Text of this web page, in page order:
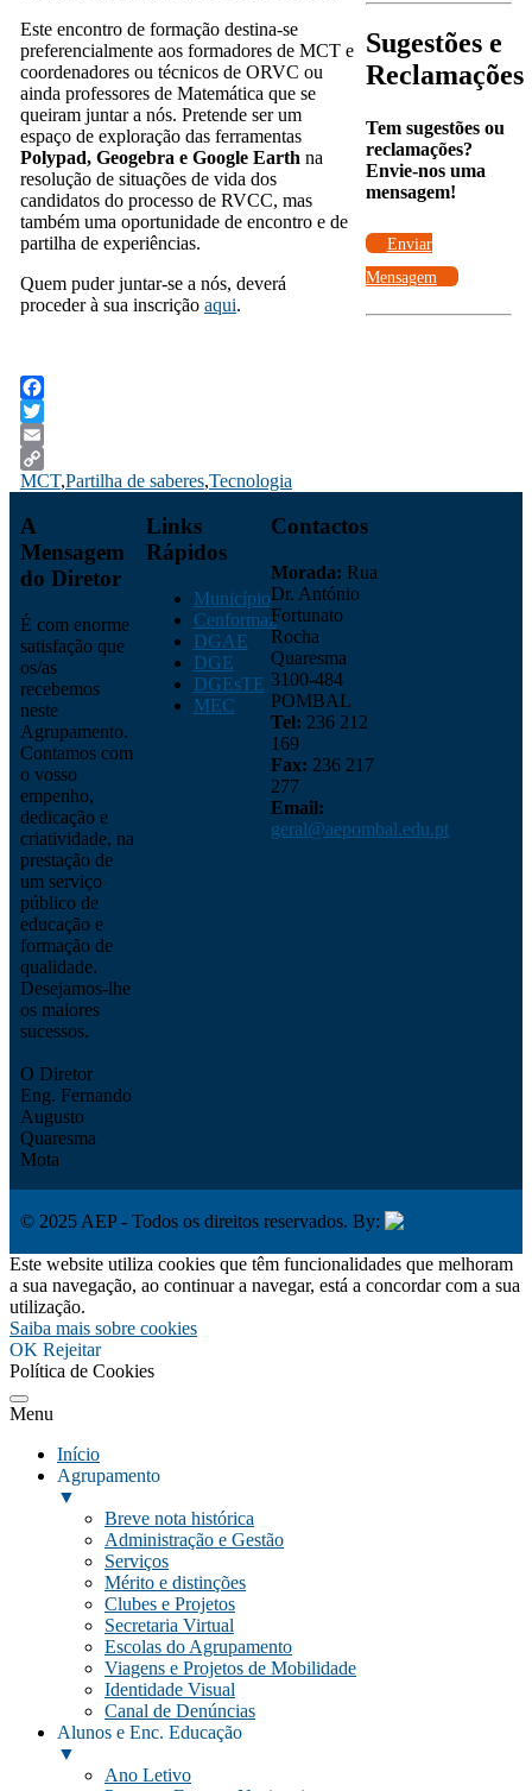
Este encontro de formação destina-se
preferencialmente aos formadores de MCT e
coordenadores ou técnicos de ORVC ou
ainda professores de Matemática que se
queiram juntar a nós. Pretende ser um
espaço de exploração das ferramentas
Polypad, Geogebra e Google Earth na
resolução de situações de vida dos
candidatos do processo de RVCC, mas
também uma oportunidade de encontro e de
partilha de experiências.
Quem puder juntar-se a nós, deverá
proceder à sua inscrição aqui.
Facebook
Twitter
Email
Copy
MCT,Partilha de saberes,Tecnologia
Sugestões e
Reclamações
Tem sugestões ou
reclamações?
Envie-nos uma
mensagem!
Enviar
Mensagem
A
Mensagem
do Diretor
É com enorme
satisfação que
os/as
recebemos
neste
Agrupamento.
Contamos com
o vosso
empenho,
dedicação e
criatividade, na
prestação de
um serviço
público de
educação e
formação de
qualidade.
Desejamos-lhe
os maiores
sucessos.
O Diretor
Eng. Fernando
Augusto
Quaresma
Mota
Links
Rápidos
Município
Cenformaz
DGAE
DGE
DGEsTE
MEC
Contactos
Morada: Rua
Dr. António
Fortunato
Rocha
Quaresma
3100-484
POMBAL
Tel: 236 212
169
Fax: 236 217
277
Email:
geral@aepombal.edu.pt
© 2025 AEP - Todos os direitos reservados. By:
Este website utiliza cookies que têm funcionalidades que melhoram
a sua navegação, ao continuar a navegar, está a concordar com a sua
utilização.
Saiba mais sobre cookies
OK Rejeitar
Política de Cookies
Menu
Início
Agrupamento
▼
Breve nota histórica
Administração e Gestão
Serviços
Mérito e distinções
Clubes e Projetos
Secretaria Virtual
Escolas do Agrupamento
Viagens e Projetos de Mobilidade
Identidade Visual
Canal de Denúncias
Alunos e Enc. Educação
▼
Ano Letivo